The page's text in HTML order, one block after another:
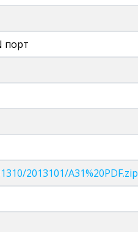
порт
2013101/A31%20PDF.zip